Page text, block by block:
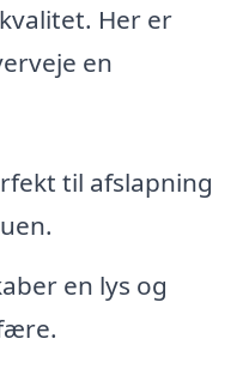
Her er
en
til afslapning
en lys og